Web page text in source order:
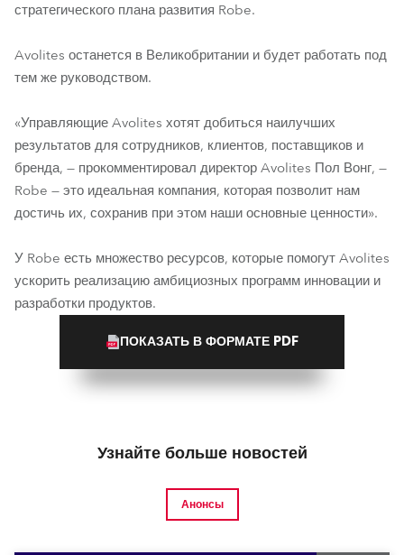
стратегического плана развития Robe.
Avolites останется в Великобритании и будет работать под
тем же руководством.
«Управляющие Avolites хотят добиться наилучших
результатов для сотрудников, клиентов, поставщиков и
бренда, — прокомментировал директор Avolites Пол Вонг, —
Robe — это идеальная компания, которая позволит нам
достичь их, сохранив при этом наши основные ценности».
У Robe есть множество ресурсов, которые помогут Avolites
ускорить реализацию амбициозных программ инновации и
разработки продуктов.
ПОКАЗАТЬ В ФОРМАТЕ PDF
Узнайте больше новостей
Анонсы